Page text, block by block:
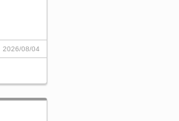
2026/08/04